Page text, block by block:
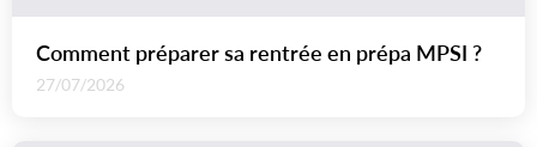
Comment préparer sa rentrée en prépa MPSI ?
27/07/2026